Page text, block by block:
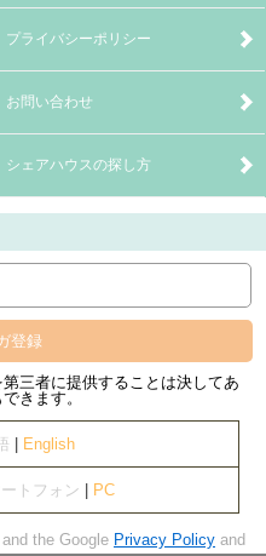
プライバシーポリシー
お問い合わせ
シェアハウスの探し方
登録
三者に提供することは決してあ
きます。
English
トフォン PC
the Google Privacy Policy and